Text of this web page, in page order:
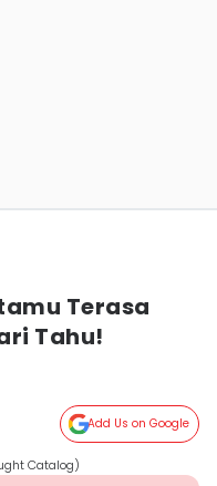
Terasa
Tahu!
Add Us on Google
Catalog)